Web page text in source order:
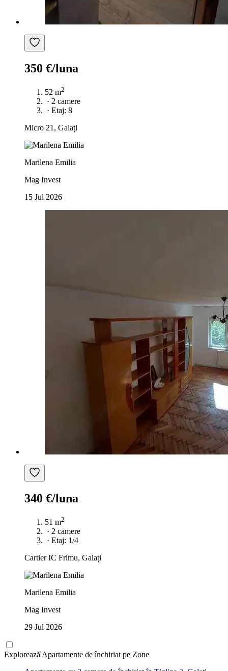
350 €/luna
52 m2
· 2 camere
· Etaj: 8
Micro 21, Galați
Marilena Emilia
Mag Invest
15 Jul 2026
340 €/luna
51 m2
· 2 camere
· Etaj: 1/4
Cartier IC Frimu, Galați
Marilena Emilia
Mag Invest
29 Jul 2026
Explorează Apartamente de închiriat pe Zone